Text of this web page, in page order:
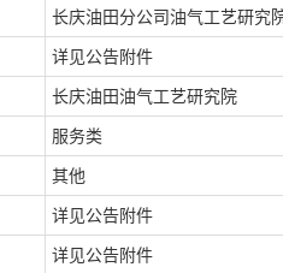
长庆油田分公司油气工艺研究
详见公告附件
长庆油田油气工艺研究院
服务类
其他
详见公告附件
详见公告附件